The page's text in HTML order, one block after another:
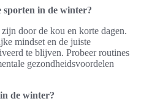
sporten in de winter?
door de kou en korte dagen.
mindset en de juiste
te blijven. Probeer routines
gezondheidsvoordelen
de winter?